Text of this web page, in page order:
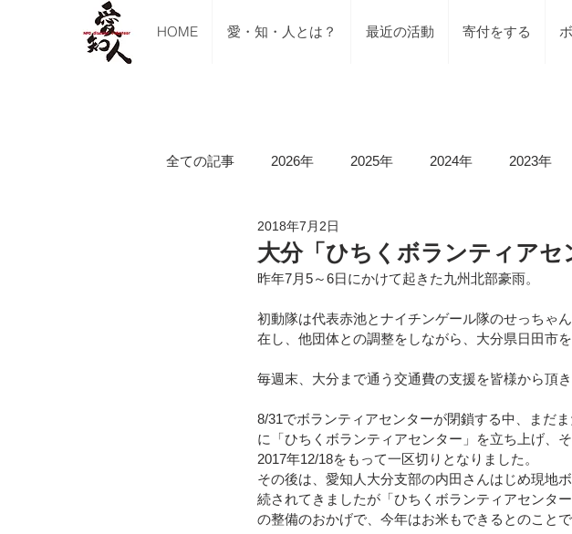
HOME 愛・知・人とは？ 最近の活動 寄付をする
全ての記事 2026年 2025年 2024年 2023年
ご支援のご報告 メディア掲載情報
令和5年山口県美祢市豪雨水害 令和5年台風2号（沼津
令和４年台風１５号（静岡市清水区） 令和4年8月豪雨
令和3年8月豪雨 令和3年7月豪雨 令和2年7月豪雨
大分「ひちくボランティア
2018年7月2日
昨年7月5～6日にかけて起きた九州北部豪雨。
初動隊は代表赤池とナイチンゲール隊のせっちゃ
在し、他団体との調整をしながら、大分県日田市
毎週末、大分まで通う交通費の支援を皆様から頂
8/31でボランティアセンターが閉鎖する中、まだ
に「ひちくボランティアセンター」を立ち上げ、
2017年12/18をもって一区切りとなりました。
その後は、愛知人大分支部の内田さんはじめ現地
続されてきましたが「ひちくボランティアセンタ
の整備のおかげで、今年はお米もできるとのことで